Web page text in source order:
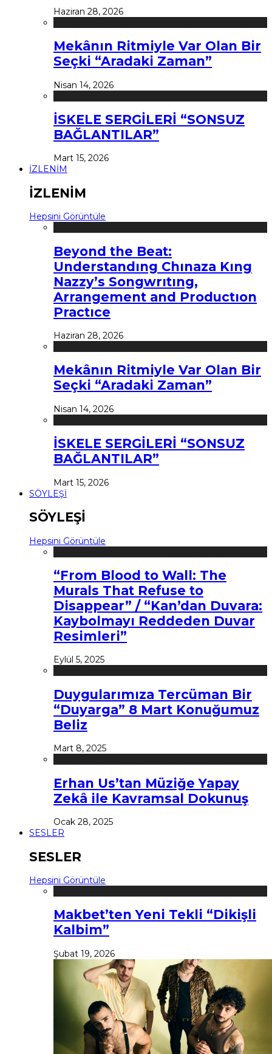
Haziran 28, 2026
Mekânın Ritmiyle Var Olan Bir
Seçki “Aradaki Zaman”
Nisan 14, 2026
İSKELE SERGİLERİ “SONSUZ
BAĞLANTILAR”
Mart 15, 2026
İZLENİM
İZLENİM
Hepsini Görüntüle
Beyond the Beat:
Understandıng Chınaza Kıng
Nazzy’s Songwrıtıng,
Arrangement and Productıon
Practıce
Haziran 28, 2026
Mekânın Ritmiyle Var Olan Bir
Seçki “Aradaki Zaman”
Nisan 14, 2026
İSKELE SERGİLERİ “SONSUZ
BAĞLANTILAR”
Mart 15, 2026
SÖYLEŞİ
SÖYLEŞİ
Hepsini Görüntüle
“From Blood to Wall: The
Murals That Refuse to
Disappear” / “Kan’dan Duvara:
Kaybolmayı Reddeden Duvar
Resimleri”
Eylül 5, 2025
Duygularımıza Tercüman Bir
“Duyarga” 8 Mart Konuğumuz
Beliz
Mart 8, 2025
Erhan Us’tan Müziğe Yapay
Zekâ ile Kavramsal Dokunuş
Ocak 28, 2025
SESLER
SESLER
Hepsini Görüntüle
Makbet’ten Yeni Tekli “Dikişli
Kalbim”
Şubat 19, 2026